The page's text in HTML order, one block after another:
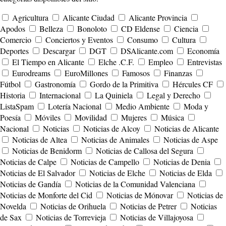
Agricultura
Alicante Ciudad
Alicante Provincia
Apodos
Belleza Bonoloto CD Eldense
Ciencia
Comercio
Conciertos y Eventos Consumo
Cultura
Deportes
Descargar DGT DSAlicante.com
Economía
El Tiempo en Alicante
Elche .C.F. Empleo
Entrevistas
Eurodreams
EuroMillones Famosos
Finanzas
Fútbol
Gastronomía Gordo de la Primitiva
Hércules CF
Historia
Internacional La Quiniela
Legal y Derecho
ListaSpam
Lotería Nacional Medio Ambiente
Moda y
Poesía
Móviles Movilidad Mujeres
Música
Nacional
Noticias Noticias de Alcoy
Noticias de Alicante
Noticias de Altea
Noticias de Animales
Noticias de Aspe
Noticias de Benidorm
Noticias de Callosa del Segura
Noticias de Calpe
Noticias de Campello
Noticias de Denia
Noticias de El Salvador
Noticias de Elche
Noticias de Elda
Noticias de Gandía
Noticias de la Comunidad Valenciana
Noticias de Monforte del Cid
Noticias de Mónovar
Noticias de
Novelda
Noticias de Orihuela Noticias de Petrer
Noticias
de Sax
Noticias de Torrevieja
Noticias de Villajoyosa